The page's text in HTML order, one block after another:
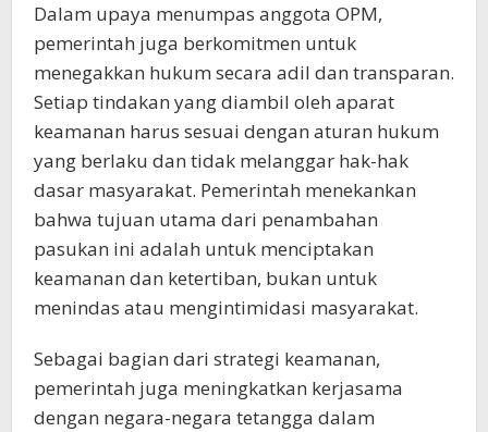
Dalam upaya menumpas anggota OPM,
pemerintah juga berkomitmen untuk
menegakkan hukum secara adil dan transparan.
Setiap tindakan yang diambil oleh aparat
keamanan harus sesuai dengan aturan hukum
yang berlaku dan tidak melanggar hak-hak
dasar masyarakat. Pemerintah menekankan
bahwa tujuan utama dari penambahan
pasukan ini adalah untuk menciptakan
keamanan dan ketertiban, bukan untuk
menindas atau mengintimidasi masyarakat.
Sebagai bagian dari strategi keamanan,
pemerintah juga meningkatkan kerjasama
dengan negara-negara tetangga dalam